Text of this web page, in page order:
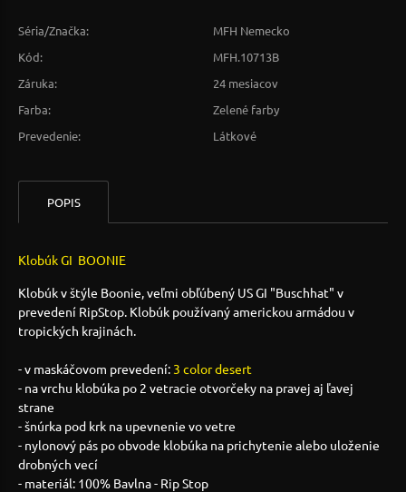
Séria/Značka:
MFH Nemecko
Kód:
MFH.10713B
Záruka:
24 mesiacov
Farba:
Zelené farby
Prevedenie:
Látkové
POPIS
Klobúk GI BOONIE
Klobúk v štýle Boonie, veľmi obľúbený US GI "Buschhat" v
prevedení RipStop. Klobúk používaný americkou armádou v
tropických krajinách.
- v maskáčovom prevedení: 3 color desert
- na vrchu klobúka po 2 vetracie otvorčeky na pravej aj ľavej
strane
- šnúrka pod krk na upevnenie vo vetre
- nylonový pás po obvode klobúka na prichytenie alebo uloženie
drobných vecí
- materiál: 100% Bavlna - Rip Stop